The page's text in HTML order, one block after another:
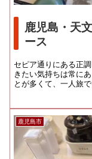
鹿児島・天
ース
セピア通りにある正
きたい気持ちは常に
とが多くて、一人旅
鹿児島市